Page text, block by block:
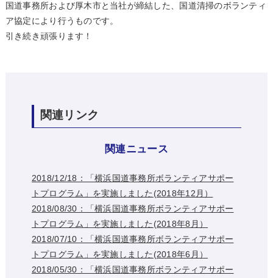
国道事務所および厚木市と当社が締結した、国道清掃のボランティ
ア協定により行うものです。
引き続き頑張ります！
関連リンク
関連ニュース
2018/12/18：「横浜国道事務所ボランティアサポー
トプログラム」を実施しました(2018年12月）
2018/08/30：「横浜国道事務所ボランティアサポー
トプログラム」を実施しました(2018年8月）
2018/07/10：「横浜国道事務所ボランティアサポー
トプログラム」を実施しました(2018年6月）
2018/05/30：「横浜国道事務所ボランティアサポー